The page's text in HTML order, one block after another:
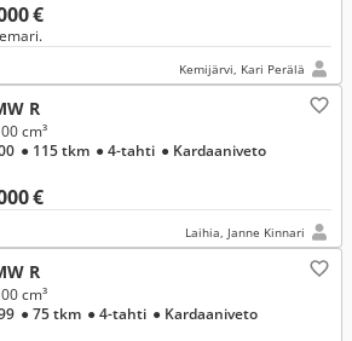
€
Kemijärvi, Kari Perälä
R
€
cm³
● 115 tkm ● 4-tahti ● Kardaaniveto
Laihia, Janne Kinnari
R
cm³
● 75 tkm ● 4-tahti ● Kardaaniveto